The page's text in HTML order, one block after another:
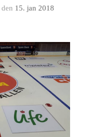
den 15. jan 2018